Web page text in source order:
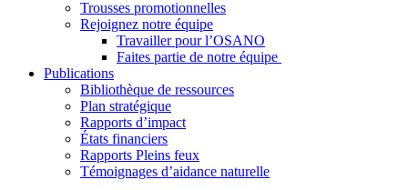
Trousses promotionnelles
Rejoignez notre équipe
Travailler pour l’OSANO
Faites partie de notre équipe
Publications
Bibliothèque de ressources
Plan stratégique
Rapports d’impact
États financiers
Rapports Pleins feux
Témoignages d’aidance naturelle